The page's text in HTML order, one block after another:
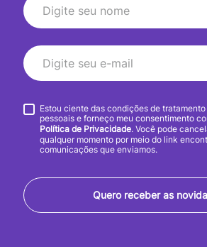
Quero receber as
Estou ciente das condições de
pessoais e forneço meu consentimento
Política de Privacidade. Você pode
qualquer momento por meio do link
comunicações que enviamos.